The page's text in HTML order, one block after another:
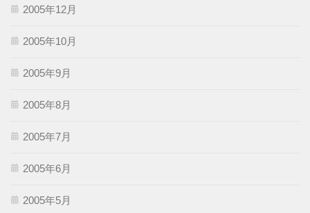
2005年12月
2005年10月
2005年9月
2005年8月
2005年7月
2005年6月
2005年5月